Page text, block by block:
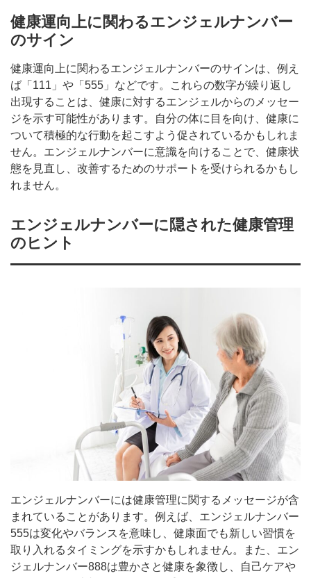
健康運向上に関わるエンジェルナンバー
のサイン
健康運向上に関わるエンジェルナンバーのサインは、例え
ば「111」や「555」などです。これらの数字が繰り返し
出現することは、健康に対するエンジェルからのメッセー
ジを示す可能性があります。自分の体に目を向け、健康に
ついて積極的な行動を起こすよう促されているかもしれま
せん。エンジェルナンバーに意識を向けることで、健康状
態を見直し、改善するためのサポートを受けられるかもし
れません。
エンジェルナンバーに隠された健康管理
のヒント
エンジェルナンバーには健康管理に関するメッセージが含
まれていることがあります。例えば、エンジェルナンバー
555は変化やバランスを意味し、健康面でも新しい習慣を
取り入れるタイミングを示すかもしれません。また、エン
ジェルナンバー888は豊かさと健康を象徴し、自己ケアや